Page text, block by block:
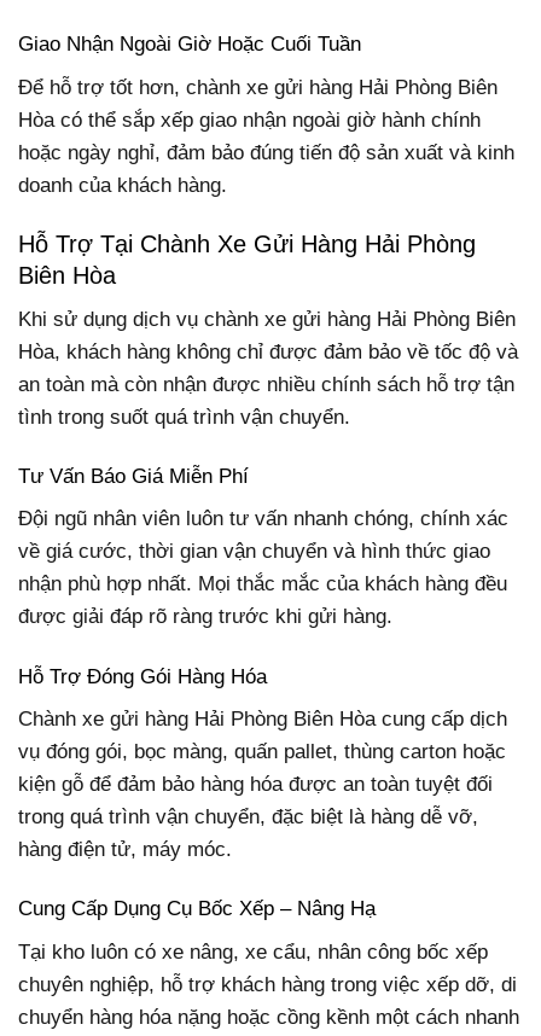
Giao Nhận Ngoài Giờ Hoặc Cuối Tuần
Để hỗ trợ tốt hơn, chành xe gửi hàng Hải Phòng Biên
Hòa có thể sắp xếp giao nhận ngoài giờ hành chính
hoặc ngày nghỉ, đảm bảo đúng tiến độ sản xuất và kinh
doanh của khách hàng.
Hỗ Trợ Tại Chành Xe Gửi Hàng Hải Phòng
Biên Hòa
Khi sử dụng dịch vụ chành xe gửi hàng Hải Phòng Biên
Hòa, khách hàng không chỉ được đảm bảo về tốc độ và
an toàn mà còn nhận được nhiều chính sách hỗ trợ tận
tình trong suốt quá trình vận chuyển.
Tư Vấn Báo Giá Miễn Phí
Đội ngũ nhân viên luôn tư vấn nhanh chóng, chính xác
về giá cước, thời gian vận chuyển và hình thức giao
nhận phù hợp nhất. Mọi thắc mắc của khách hàng đều
được giải đáp rõ ràng trước khi gửi hàng.
Hỗ Trợ Đóng Gói Hàng Hóa
Chành xe gửi hàng Hải Phòng Biên Hòa cung cấp dịch
vụ đóng gói, bọc màng, quấn pallet, thùng carton hoặc
kiện gỗ để đảm bảo hàng hóa được an toàn tuyệt đối
trong quá trình vận chuyển, đặc biệt là hàng dễ vỡ,
hàng điện tử, máy móc.
Cung Cấp Dụng Cụ Bốc Xếp – Nâng Hạ
Tại kho luôn có xe nâng, xe cẩu, nhân công bốc xếp
chuyên nghiệp, hỗ trợ khách hàng trong việc xếp dỡ, di
chuyển hàng hóa nặng hoặc cồng kềnh một cách nhanh